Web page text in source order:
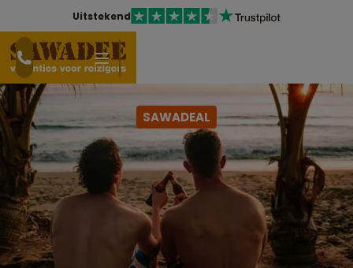
Uitstekend
SAWADEAL